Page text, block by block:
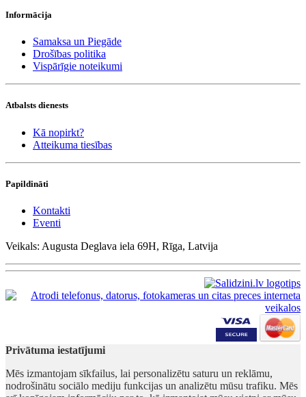
Informācija
Samaksa un Piegāde
Drošības politika
Vispārīgie noteikumi
Atbalsts dienests
Kā nopirkt?
Atteikuma tiesības
Papildināti
Kontakti
Eventi
Veikals: Augusta Deglava iela 69H, Rīga, Latvija
Privātuma iestatījumi
Mēs izmantojam sīkfailus, lai personalizētu saturu un reklāmu,
nodrošinātu sociālo mediju funkcijas un analizētu mūsu trafiku. Mēs